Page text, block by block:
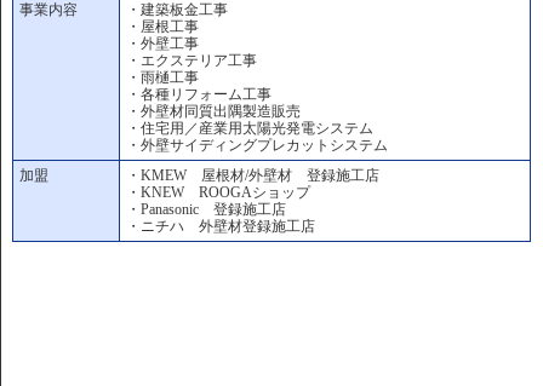
事業内容
・建築板金工事
・屋根工事
・外壁工事
・エクステリア工事
・雨樋工事
・各種リフォーム工事
・外壁材同質出隅製造販売
・住宅用／産業用太陽光発電システム
・外壁サイディングプレカットシステム
加盟
・KMEW 屋根材/外壁材 登録施工店
・KNEW ROOGAショップ
・Panasonic 登録施工店
・ニチハ 外壁材登録施工店